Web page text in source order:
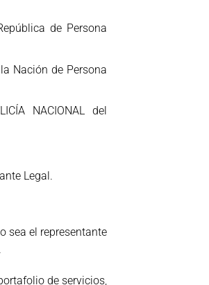
de Persona
Nación de Persona
NACIONAL del
Legal.
sea el representante
de servicios,